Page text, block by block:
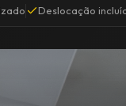
Deslocação